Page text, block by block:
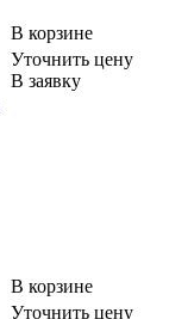
В корзине
Уточнить цену
В заявку
В корзине
Уточнить цену